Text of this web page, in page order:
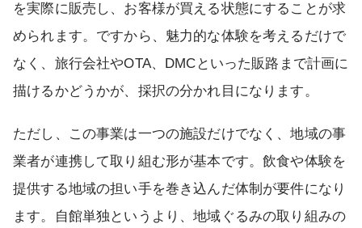
を実際に販売し、お客様が買える状態にすることが求
められます。ですから、魅力的な体験を考えるだけで
なく、旅行会社やOTA、DMCといった販路まで計画に
描けるかどうかが、採択の分かれ目になります。
ただし、この事業は一つの施設だけでなく、地域の事
業者が連携して取り組む形が基本です。飲食や体験を
提供する地域の担い手を巻き込んだ体制が要件になり
ます。自館単独というより、地域ぐるみの取り組みの